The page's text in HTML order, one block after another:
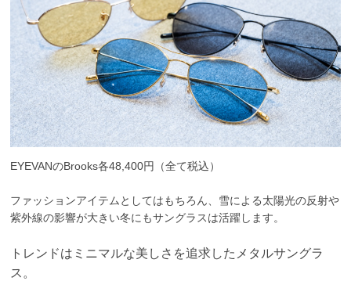
EYEVANのBrooks各48,400円（全て税込）
ファッションアイテムとしてはもちろん、雪による太陽光の反射や
紫外線の影響が大きい冬にもサングラスは活躍します。
トレンドはミニマルな美しさを追求したメタルサングラ
ス。